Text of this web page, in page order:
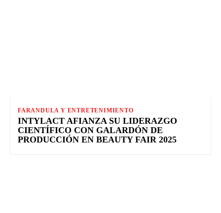
FARANDULA Y ENTRETENIMIENTO
INTYLACT AFIANZA SU LIDERAZGO
CIENTÍFICO CON GALARDÓN DE
PRODUCCIÓN EN BEAUTY FAIR 2025